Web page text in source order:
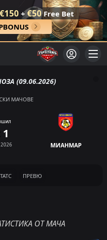
€150 + €50Free Bet
(09.06.2026)
МАЧОВЕ
МИАНМАР
ПРЕВЮ
ОТ МАЧА